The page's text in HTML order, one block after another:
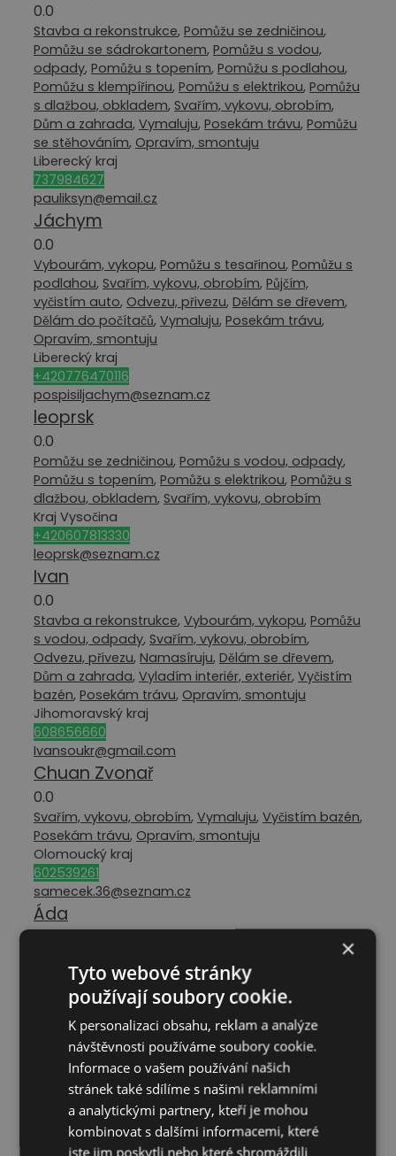
0.0
Stavba a rekonstrukce, Pomůžu se zedničinou,
Pomůžu se sádrokartonem, Pomůžu s vodou,
odpady, Pomůžu s topením, Pomůžu s podlahou,
Pomůžu s klempířinou, Pomůžu s elektrikou, Pomůžu
s dlažbou, obkladem, Svařím, vykovu, obrobím,
Dům a zahrada, Vymaluju, Posekám trávu, Pomůžu
se stěhováním, Opravím, smontuju
Liberecký kraj
737984627
pauliksyn@email.cz
Jáchym
0.0
Vybourám, vykopu, Pomůžu s tesařinou, Pomůžu s
podlahou, Svařím, vykovu, obrobím, Půjčím,
vyčistím auto, Odvezu, přivezu, Dělám se dřevem,
Dělám do počítačů, Vymaluju, Posekám trávu,
Opravím, smontuju
Liberecký kraj
+420776470116
pospisiljachym@seznam.cz
leoprsk
0.0
Pomůžu se zedničinou, Pomůžu s vodou, odpady,
Pomůžu s topením, Pomůžu s elektrikou, Pomůžu s
dlažbou, obkladem, Svařím, vykovu, obrobím
Kraj Vysočina
+420607813330
leoprsk@seznam.cz
Ivan
0.0
Stavba a rekonstrukce, Vybourám, vykopu, Pomůžu
s vodou, odpady, Svařím, vykovu, obrobím,
Odvezu, přivezu, Namasíruju, Dělám se dřevem,
Dům a zahrada, Vyladím interiér, exteriér, Vyčistím
bazén, Posekám trávu, Opravím, smontuju
Jihomoravský kraj
608656660
Ivansoukr@gmail.com
Chuan Zvonař
0.0
Svařím, vykovu, obrobím, Vymaluju, Vyčistím bazén,
Posekám trávu, Opravím, smontuju
Olomoucký kraj
602539261
samecek.36@seznam.cz
Áda
Pomůžu
se střechou ,Pomůžu se sádrokartonem
vodou, odpady,Pomůžu s tesařinou,Pomůžu s
podlahou
Pomůžu s klempířinou
elektrikou,Vyvenčím, ostříhám mazlíčka,Svařím,
vykovu, obrobím, Půjčím, vyčistím auto,Odvezu,
přivezu,Namasíruju,Dělám se dřevem,Dům a
zahrada,Vymaluju,Vyladím interiér, exteriér,
Vyčistím bazén,Posekám trávu,Pomůžu se
stěhováním,Opravím, smontuju
Plzeňský kraj
×
Tyto webové stránky
používají soubory cookie.
K personalizaci obsahu, reklam a analýze
návštěvnosti používáme soubory cookie.
Informace o vašem používání našich
stránek také sdílíme s našimi reklamními
a analytickými partnery, kteří je mohou
kombinovat s dalšími informacemi, které
jste jim poskytli nebo které shromáždili